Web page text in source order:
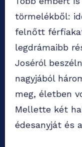
törmelékből:
felnőtt
legdrámaibb
Joséról
nagyjából
meg, életben
Mellette két
édesanyját és